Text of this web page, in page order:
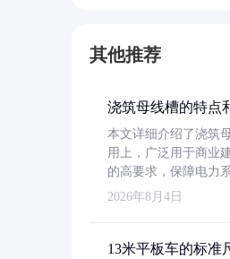
其他推荐
浇筑母线槽的特点
本文详细介绍了浇筑
用上，广泛用于商业
的高要求，保障电力
2026年8月4日
13米平板车的标准